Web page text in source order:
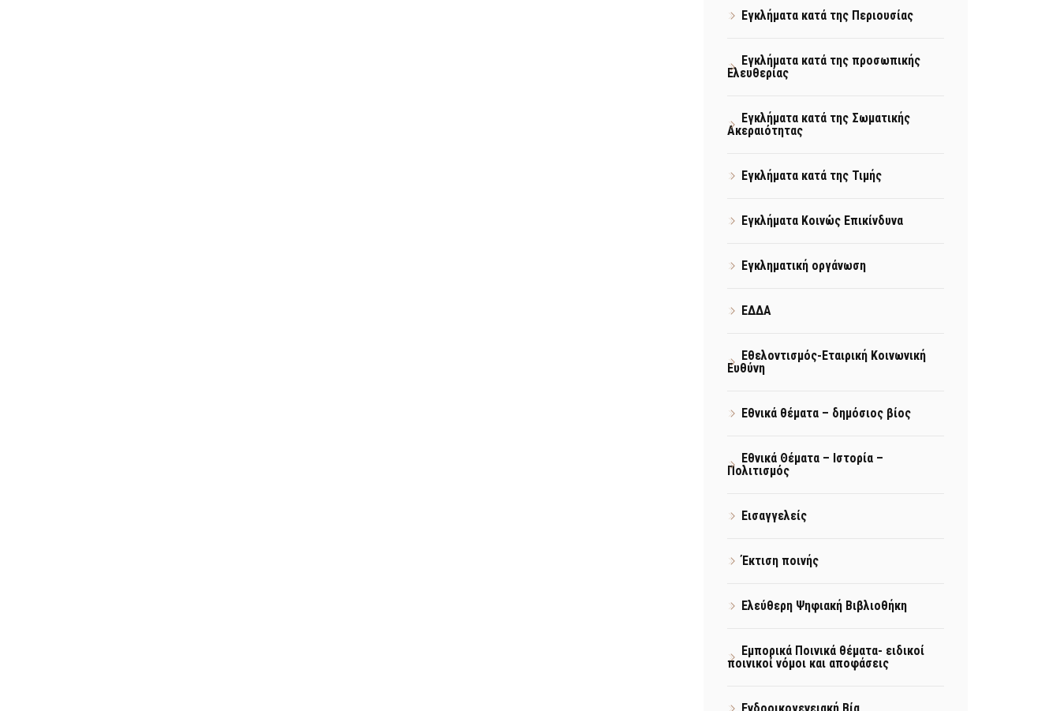
Εγκλήματα κατά της Περιουσίας
Εγκλήματα κατά της προσωπικής
Ελευθερίας
Εγκλήματα κατά της Σωματικής
Ακεραιότητας
Εγκλήματα κατά της Τιμής
Εγκλήματα Κοινώς Επικίνδυνα
Εγκληματική οργάνωση
ΕΔΔΑ
Εθελοντισμός-Εταιρική Κοινωνική
Ευθύνη
Εθνικά θέματα – δημόσιος βίος
Εθνικά Θέματα – Ιστορία –
Πολιτισμός
Εισαγγελείς
Έκτιση ποινής
Ελεύθερη Ψηφιακή Βιβλιοθήκη
Εμπορικά Ποινικά θέματα- ειδικοί
ποινικοί νόμοι και αποφάσεις